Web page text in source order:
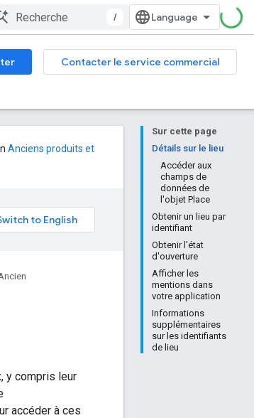
/
Contacter le service commercial
Sur cette page
Détails sur le lieu
Accéder aux
champs de
données de
l'objet Place
Obtenir un lieu par
identifiant
Obtenir l'état
d'ouverture
Afficher les
mentions dans
votre application
Informations
supplémentaires
sur les identifiants
de lieu
Anciens produits et
y compris leur
accéder à ces